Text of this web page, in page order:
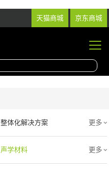
天猫商城 京东商城
整体化解决方案
投影产品
更多
声学材料 更多